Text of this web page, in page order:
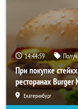
14:44:56
При покупке
ресторанах Burger
Екатеринбург